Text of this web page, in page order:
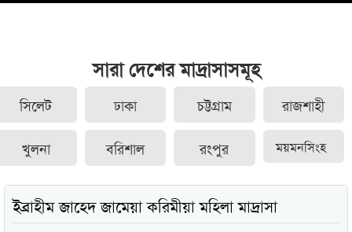
সারা দেশের মাদ্রাসাসমূহ
সিলেট ঢাকা চট্টগ্রাম রাজশাহী
খুলনা বরিশাল রংপুর ময়মনসিংহ
ইব্রাহীম জাহেদ জামেয়া করিমীয়া মহিলা মাদ্রাসা